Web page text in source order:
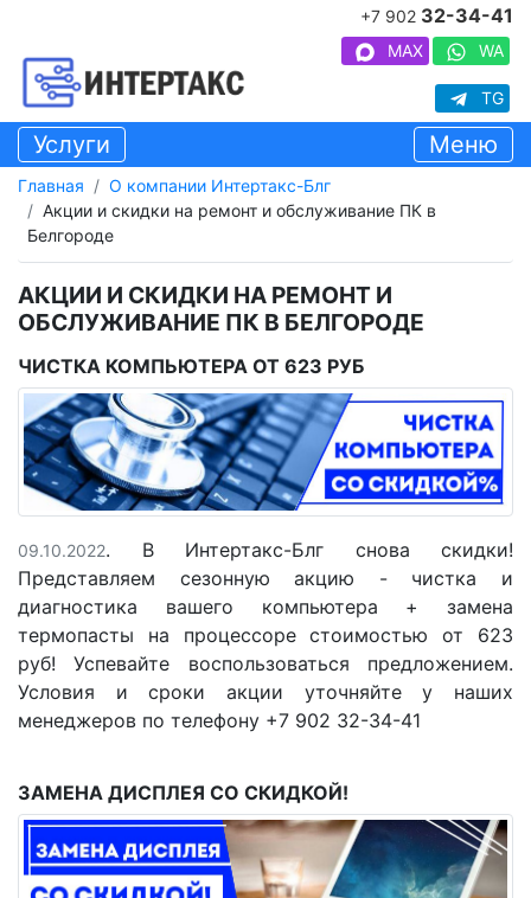
+7 902 32-34-41
MAX WA
TG
Услуги Меню
Главная
О компании Интертакс-Блг
Акции и скидки на ремонт и обслуживание ПК в
Белгороде
АКЦИИ И СКИДКИ НА РЕМОНТ И
ОБСЛУЖИВАНИЕ ПК В БЕЛГОРОДЕ
ЧИСТКА КОМПЬЮТЕРА ОТ 623 РУБ
09.10.2022. В Интертакс-Блг снова скидки!
Представляем сезонную акцию - чистка и
диагностика вашего компьютера + замена
термопасты на процессоре стоимостью от 623
руб! Успевайте воспользоваться предложением.
Условия и сроки акции уточняйте у наших
менеджеров по телефону +7 902 32-34-41
ЗАМЕНА ДИСПЛЕЯ СО СКИДКОЙ!